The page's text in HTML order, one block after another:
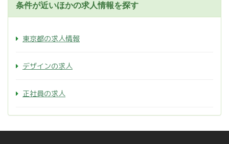
条件が近いほかの求人情報を探す
東京都の求人情報
デザインの求人
正社員の求人